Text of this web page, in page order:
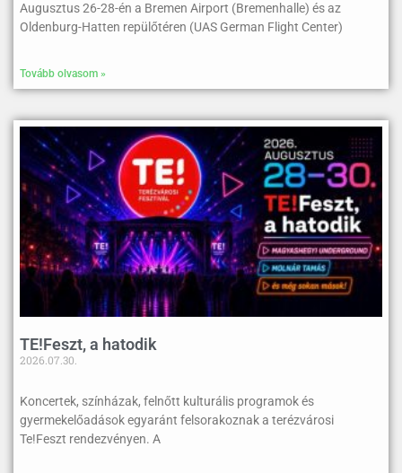
Augusztus 26-28-én a Bremen Airport (Bremenhalle) és az
Oldenburg-Hatten repülőtéren (UAS German Flight Center)
Tovább olvasom »
TE!Feszt, a hatodik
2026.07.30.
Koncertek, színházak, felnőtt kulturális programok és
gyermekelőadások egyaránt felsorakoznak a terézvárosi
Te!Feszt rendezvényen. A